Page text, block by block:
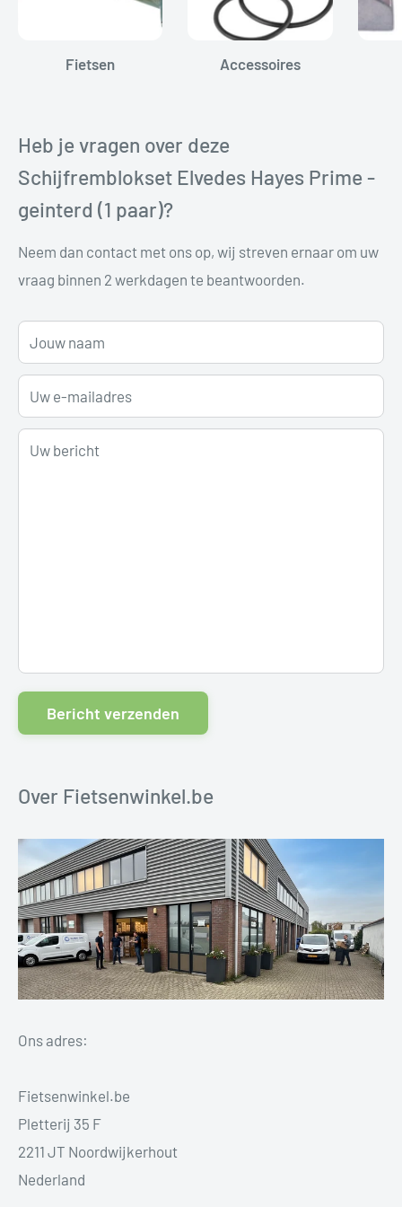
Fietsen Accessoires
Heb je vragen over deze
Schijfremblokset Elvedes Hayes Prime -
geinterd (1 paar)?
Neem dan contact met ons op, wij streven ernaar om uw
vraag binnen 2 werkdagen te beantwoorden.
Jouw naam
Uw e-mailadres
Uw bericht
Bericht verzenden
Over Fietsenwinkel.be
Ons adres:
Fietsenwinkel.be
Pletterij 35 F
2211 JT Noordwijkerhout
Nederland